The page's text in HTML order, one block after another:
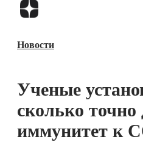
Финансы
Блокчейн
Новости
Ученые
сколько точно
иммунитет к